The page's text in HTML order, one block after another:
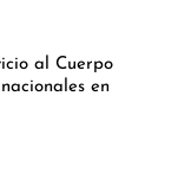
al Cuerpo
en